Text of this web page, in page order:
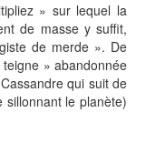
» sur lequel la
de masse y suffit,
de merde ». De
» abandonnée
qui suit de
sillonnant le planète)